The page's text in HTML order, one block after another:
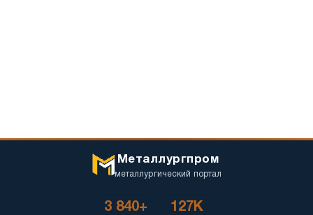
Металлургпром
металлургический портал
3 840+ 127K